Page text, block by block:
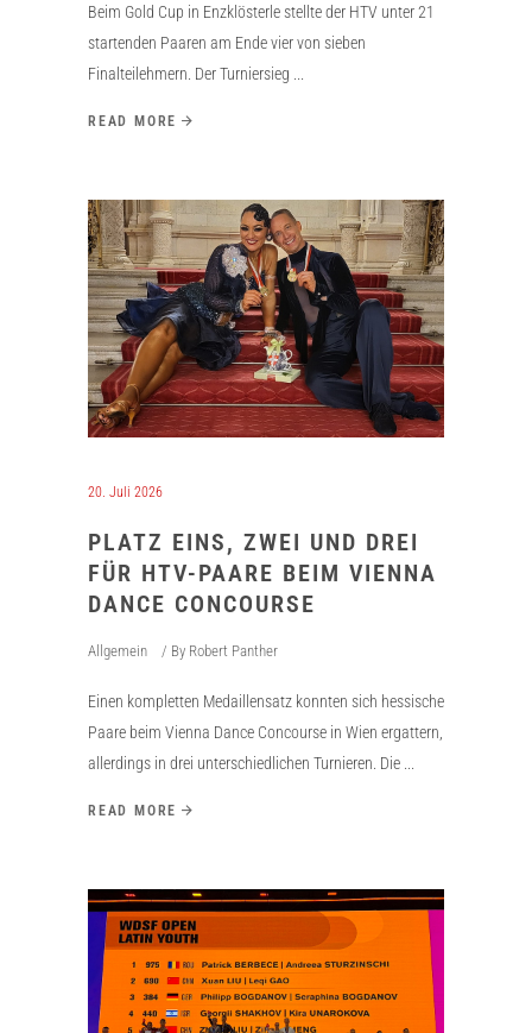
Beim Gold Cup in Enzklösterle stellte der HTV unter 21
startenden Paaren am Ende vier von sieben
Finalteilehmern. Der Turniersieg
READ MORE
20. Juli 2026
PLATZ EINS, ZWEI UND DREI
FÜR HTV-PAARE BEIM VIENNA
DANCE CONCOURSE
Allgemein By Robert Panther
Einen kompletten Medaillensatz konnten sich hessische
Paare beim Vienna Dance Concourse in Wien ergattern,
allerdings in drei unterschiedlichen Turnieren. Die
READ MORE